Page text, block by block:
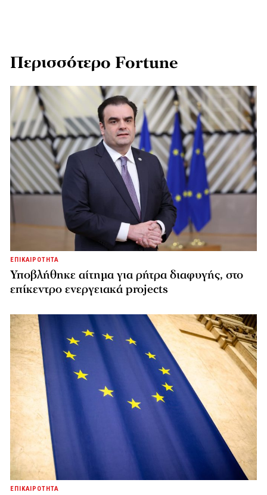
Περισσότερο Fortune
ΕΠΙΚΑΙΡΟΤΗΤΑ
Υποβλήθηκε αίτημα για ρήτρα διαφυγής, στο
επίκεντρο ενεργειακά projects
ΕΠΙΚΑΙΡΟΤΗΤΑ